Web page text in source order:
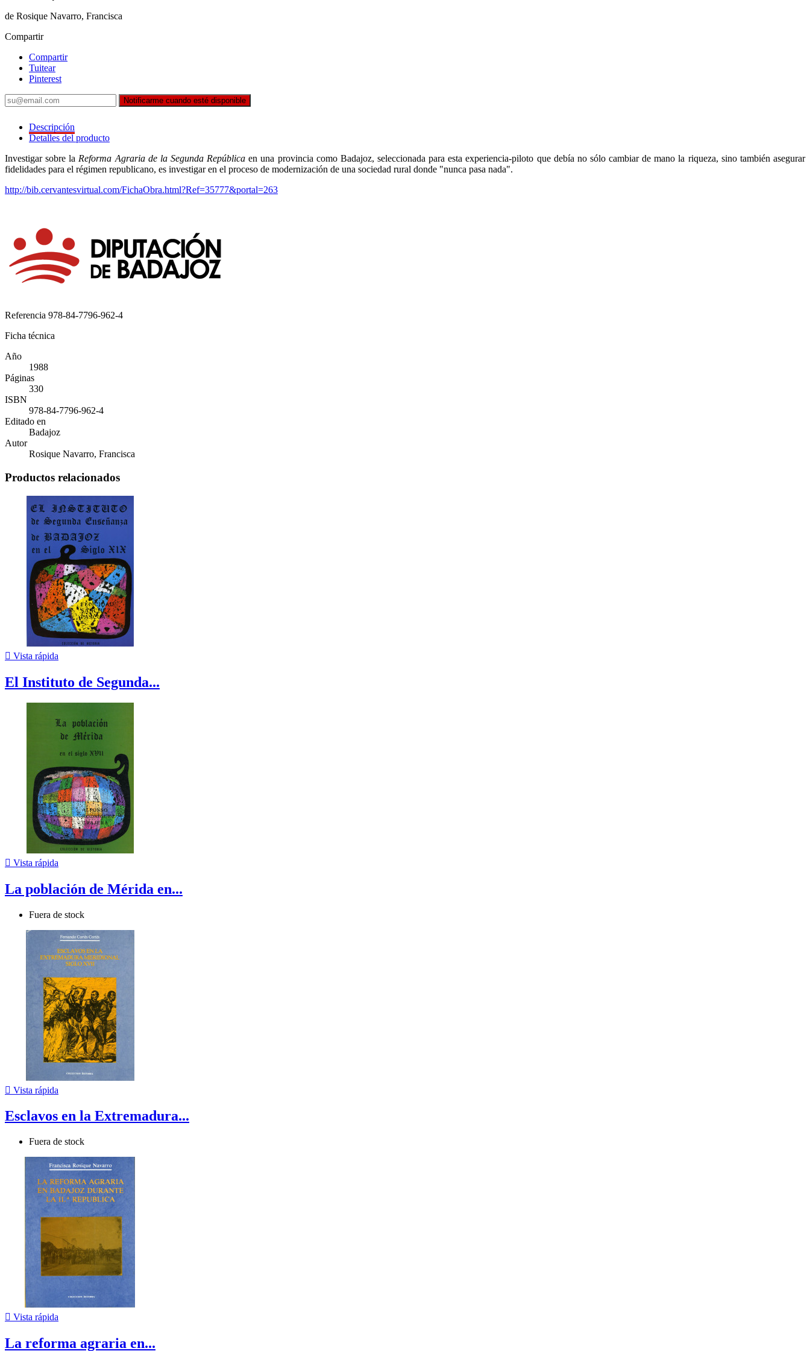
de Rosique Navarro, Francisca
Compartir
Compartir
Tuitear
Pinterest
Notificarme cuando esté disponible
Descripción
Detalles del producto
Investigar sobre laReforma Agraria de la Segunda República en una provincia como Badajoz, seleccionada para esta experiencia-piloto que debía no sólo cambiar de mano la riqueza, sino también asegurar
fidelidades para el régimen republicano, es investigar en el proceso de modernización de una sociedad rural donde "nunca pasa nada".
http://bib.cervantesvirtual.com/FichaObra.html?Ref=35777&portal=263
Referencia 978-84-7796-962-4
Ficha técnica
Año
1988
Páginas
330
ISBN
978-84-7796-962-4
Editado en
Badajoz
Autor
Rosique Navarro, Francisca
Productos relacionados
 Vista rápida
El Instituto de Segunda...
 Vista rápida
La población de Mérida en...
Fuera de stock
 Vista rápida
Esclavos en la Extremadura...
Fuera de stock
 Vista rápida
La reforma agraria en...